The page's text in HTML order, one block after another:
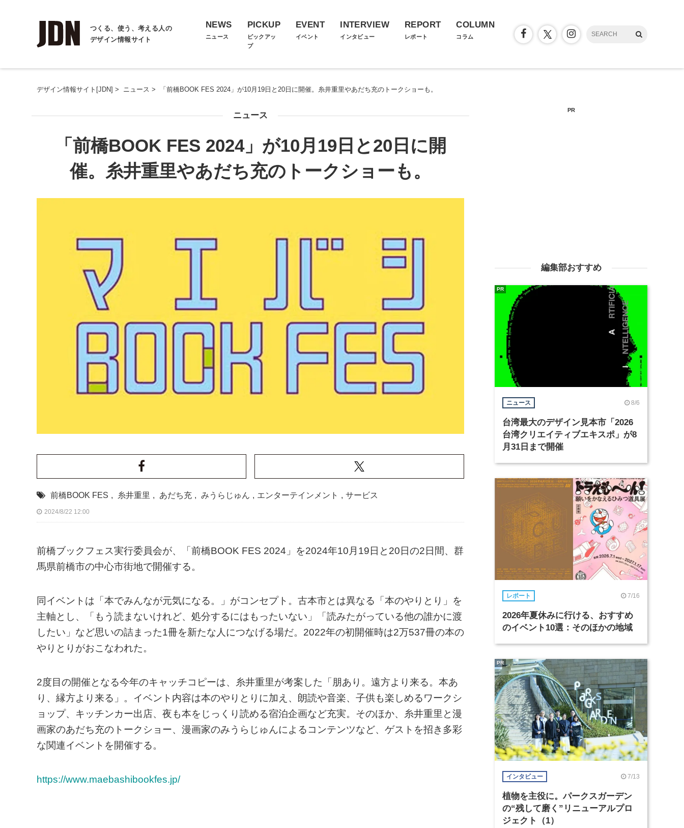
つくる、使う、考える人の
デザイン情報サイト
NEWS
ニュース
PICKUP
ピックアッ
プ
EVENT
イベント
INTERVIEW
インタビュー
REPORT
レポート
COLUMN
コラム
デザイン情報サイト[JDN] > ニュース > 「前橋BOOK FES 2024」が10月19日と20日に開催。糸井重里やあだち充のトークショーも。
ニュース
「前橋BOOK FES 2024」が10月19日と20日に開
催。糸井重里やあだち充のトークショーも。
前橋BOOK FES , 糸井重里 , あだち充 , みうらじゅん , エンターテインメント , サービス
2024/8/22 12:00
前橋ブックフェス実行委員会が、「前橋BOOK FES 2024」を2024年10月19日と20日の2日間、群
馬県前橋市の中心市街地で開催する。
同イベントは「本でみんなが元気になる。」がコンセプト。古本市とは異なる「本のやりとり」を
主軸とし、「もう読まないけれど、処分するにはもったいない」「読みたがっている他の誰かに渡
したい」など思いの詰まった1冊を新たな人につなげる場だ。2022年の初開催時は2万537冊の本の
やりとりがおこなわれた。
2度目の開催となる今年のキャッチコピーは、糸井重里が考案した「朋あり。遠方より来る。本あ
り、縁方より来る」。イベント内容は本のやりとりに加え、朗読や音楽、子供も楽しめるワークシ
ョップ、キッチンカー出店、夜も本をじっくり読める宿泊企画など充実。そのほか、糸井重里と漫
画家のあだち充のトークショー、漫画家のみうらじゅんによるコンテンツなど、ゲストを招き多彩
な関連イベントを開催する。
https://www.maebashibookfes.jp/
PR
編集部おすすめ
ニュース 8/6
台湾最大のデザイン見本市「2026
台湾クリエイティブエキスポ」が8
月31日まで開催
PR
レポート 7/16
2026年夏休みに行ける、おすすめ
のイベント10選：そのほかの地域
インタビュー 7/13
植物を主役に。パークスガーデン
の“残して磨く”リニューアルプロ
ジェクト（1）
PR